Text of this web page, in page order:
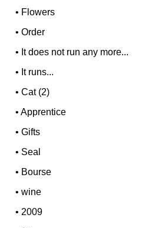
• Flowers
•Order
• It does not run any more...
• It runs...
•Cat (2)
•Apprentice
•Gifts
• Seal
• Bourse
•wine
• 2009